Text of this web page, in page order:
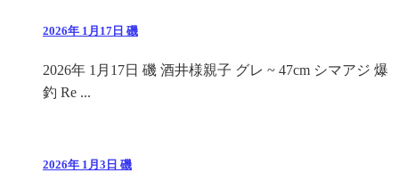
2026年 1月17日 磯
2026年 1月17日 磯 酒井様親子 グレ ~ 47cm シマアジ 爆
釣 Re ...
2026年 1月3日 磯